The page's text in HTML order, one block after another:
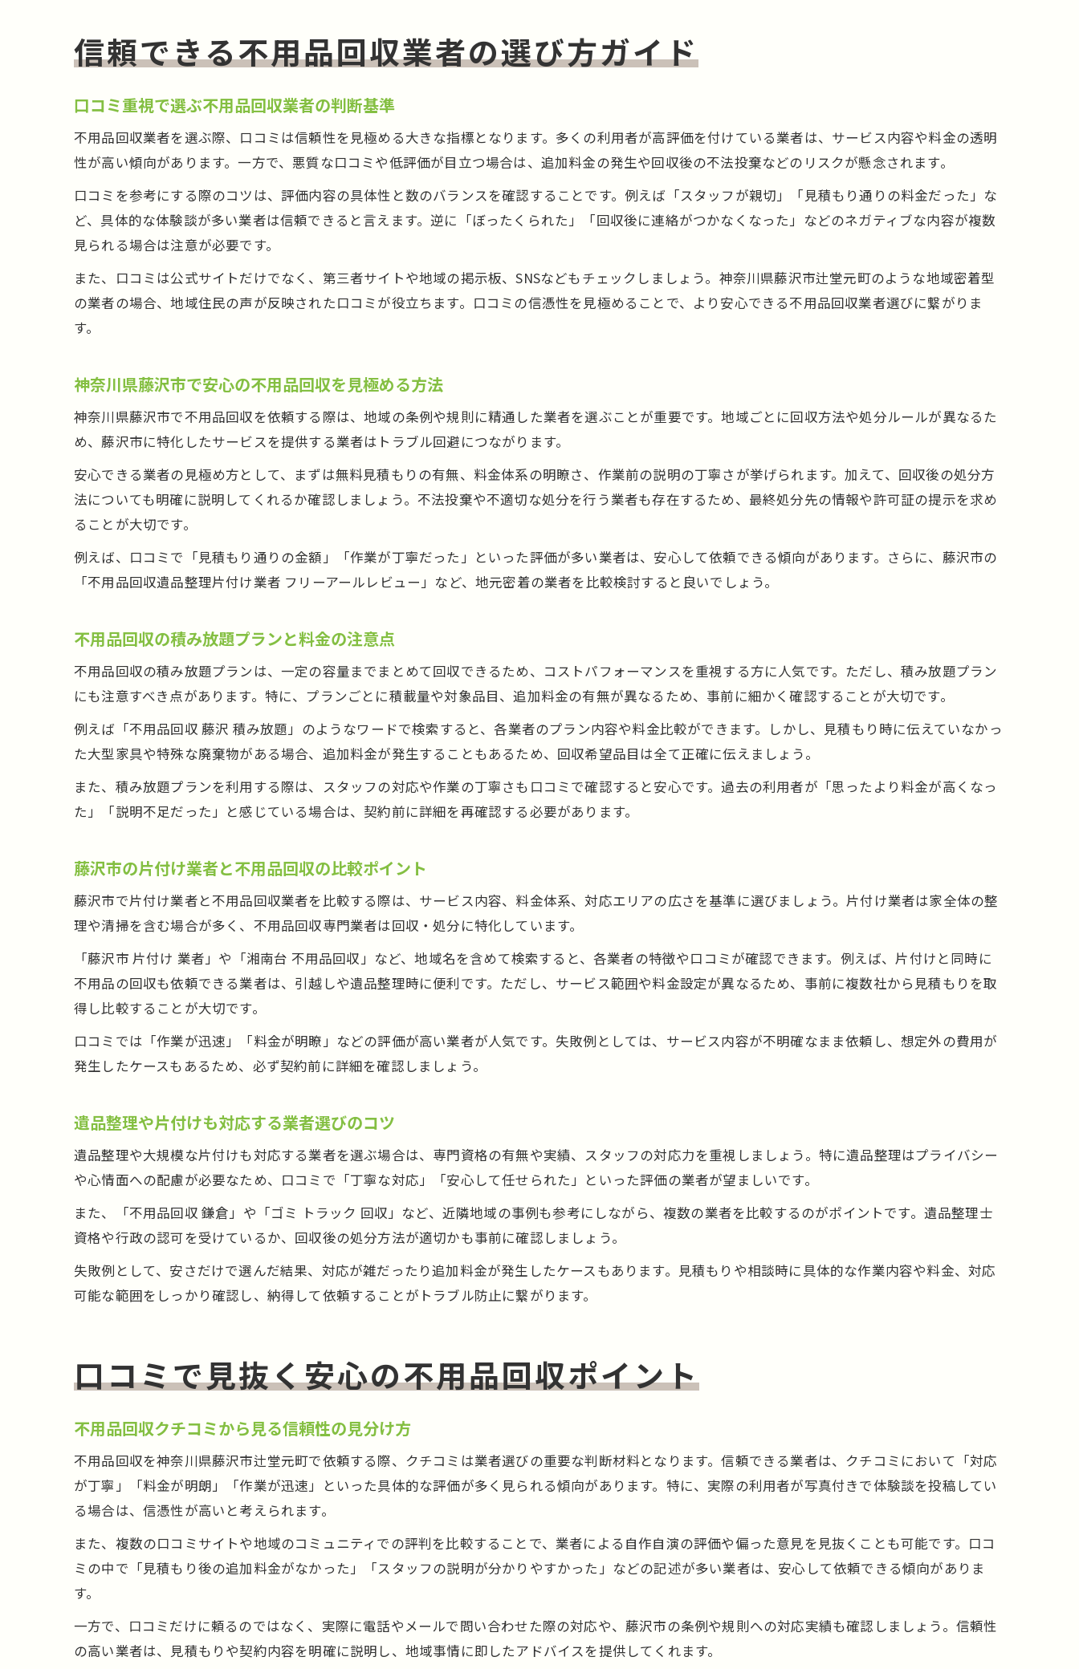
口コミで見抜く安心の不用品回収ポイント
不用品回収クチコミから見る信頼性の見分け方
フリーアールレビューに学ぶ不用品回収の実態
失敗しない不用品回収のための注意点
口コミ報告から学ぶトラブル回避のポイント
藤沢市周辺で不用品回収を安全に依頼するコツ
藤沢市の不用品回収で安心できる依頼先の探し方
不用品回収の料金体系とトラブル防止策
不用品回収で怪しい業者を見抜くチェックポイント
契約前に確認したい不用品回収の信頼性
不用品回収口コミを活かした業者選びの極意
藤沢市片付け業者の口コミ比較のポイント
騙されない不用品回収依頼のチェックリスト
信頼できる不用品回収業者の選び方ガイド
口コミ重視で選ぶ不用品回収業者の判断基準
不用品回収業者を選ぶ際、口コミは信頼性を見極める大きな指標となります。多くの利用者が高評価を付けている業者は、サービス内容や料金の透明
性が高い傾向があります。一方で、悪質な口コミや低評価が目立つ場合は、追加料金の発生や回収後の不法投棄などのリスクが懸念されます。
口コミを参考にする際のコツは、評価内容の具体性と数のバランスを確認することです。例えば「スタッフが親切」「見積もり通りの料金だった」な
ど、具体的な体験談が多い業者は信頼できると言えます。逆に「ぼったくられた」「回収後に連絡がつかなくなった」などのネガティブな内容が複数
見られる場合は注意が必要です。
また、口コミは公式サイトだけでなく、第三者サイトや地域の掲示板、SNSなどもチェックしましょう。神奈川県藤沢市辻堂元町のような地域密着型
の業者の場合、地域住民の声が反映された口コミが役立ちます。口コミの信憑性を見極めることで、より安心できる不用品回収業者選びに繋がりま
す。
神奈川県藤沢市で安心の不用品回収を見極める方法
神奈川県藤沢市で不用品回収を依頼する際は、地域の条例や規則に精通した業者を選ぶことが重要です。地域ごとに回収方法や処分ルールが異なるた
め、藤沢市に特化したサービスを提供する業者はトラブル回避につながります。
安心できる業者の見極め方として、まずは無料見積もりの有無、料金体系の明瞭さ、作業前の説明の丁寧さが挙げられます。加えて、回収後の処分方
法についても明確に説明してくれるか確認しましょう。不法投棄や不適切な処分を行う業者も存在するため、最終処分先の情報や許可証の提示を求め
ることが大切です。
例えば、口コミで「見積もり通りの金額」「作業が丁寧だった」といった評価が多い業者は、安心して依頼できる傾向があります。さらに、藤沢市の
「不用品回収遺品整理片付け業者 フリーアールレビュー」など、地元密着の業者を比較検討すると良いでしょう。
不用品回収の積み放題プランと料金の注意点
不用品回収の積み放題プランは、一定の容量までまとめて回収できるため、コストパフォーマンスを重視する方に人気です。ただし、積み放題プラン
にも注意すべき点があります。特に、プランごとに積載量や対象品目、追加料金の有無が異なるため、事前に細かく確認することが大切です。
例えば「不用品回収 藤沢 積み放題」のようなワードで検索すると、各業者のプラン内容や料金比較ができます。しかし、見積もり時に伝えていなかっ
た大型家具や特殊な廃棄物がある場合、追加料金が発生することもあるため、回収希望品目は全て正確に伝えましょう。
また、積み放題プランを利用する際は、スタッフの対応や作業の丁寧さも口コミで確認すると安心です。過去の利用者が「思ったより料金が高くなっ
た」「説明不足だった」と感じている場合は、契約前に詳細を再確認する必要があります。
藤沢市の片付け業者と不用品回収の比較ポイント
藤沢市で片付け業者と不用品回収業者を比較する際は、サービス内容、料金体系、対応エリアの広さを基準に選びましょう。片付け業者は家全体の整
理や清掃を含む場合が多く、不用品回収専門業者は回収・処分に特化しています。
「藤沢市 片付け 業者」や「湘南台 不用品回収」など、地域名を含めて検索すると、各業者の特徴や口コミが確認できます。例えば、片付けと同時に
不用品の回収も依頼できる業者は、引越しや遺品整理時に便利です。ただし、サービス範囲や料金設定が異なるため、事前に複数社から見積もりを取
得し比較することが大切です。
口コミでは「作業が迅速」「料金が明瞭」などの評価が高い業者が人気です。失敗例としては、サービス内容が不明確なまま依頼し、想定外の費用が
発生したケースもあるため、必ず契約前に詳細を確認しましょう。
遺品整理や片付けも対応する業者選びのコツ
遺品整理や大規模な片付けも対応する業者を選ぶ場合は、専門資格の有無や実績、スタッフの対応力を重視しましょう。特に遺品整理はプライバシー
や心情面への配慮が必要なため、口コミで「丁寧な対応」「安心して任せられた」といった評価の業者が望ましいです。
また、「不用品回収 鎌倉」や「ゴミ トラック 回収」など、近隣地域の事例も参考にしながら、複数の業者を比較するのがポイントです。遺品整理士
資格や行政の認可を受けているか、回収後の処分方法が適切かも事前に確認しましょう。
失敗例として、安さだけで選んだ結果、対応が雑だったり追加料金が発生したケースもあります。見積もりや相談時に具体的な作業内容や料金、対応
可能な範囲をしっかり確認し、納得して依頼することがトラブル防止に繋がります。
口コミで見抜く安心の不用品回収ポイント
不用品回収クチコミから見る信頼性の見分け方
不用品回収を神奈川県藤沢市辻堂元町で依頼する際、クチコミは業者選びの重要な判断材料となります。信頼できる業者は、クチコミにおいて「対応
が丁寧」「料金が明朗」「作業が迅速」といった具体的な評価が多く見られる傾向があります。特に、実際の利用者が写真付きで体験談を投稿してい
る場合は、信憑性が高いと考えられます。
また、複数の口コミサイトや地域のコミュニティでの評判を比較することで、業者による自作自演の評価や偏った意見を見抜くことも可能です。口コ
ミの中で「見積もり後の追加料金がなかった」「スタッフの説明が分かりやすかった」などの記述が多い業者は、安心して依頼できる傾向がありま
す。
一方で、口コミだけに頼るのではなく、実際に電話やメールで問い合わせた際の対応や、藤沢市の条例や規則への対応実績も確認しましょう。信頼性
の高い業者は、見積もりや契約内容を明確に説明し、地域事情に即したアドバイスを提供してくれます。